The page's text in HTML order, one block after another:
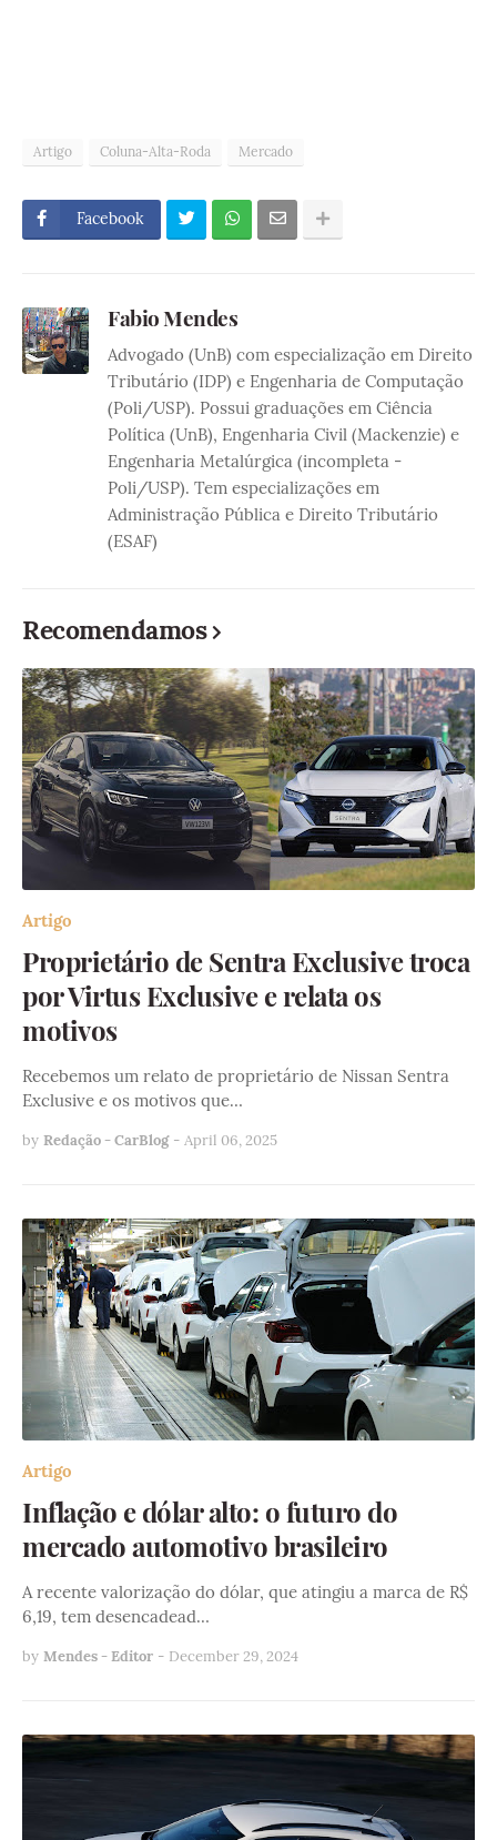
Artigo Coluna-Alta-Roda Mercado
Facebook
Fabio Mendes
Advogado (UnB) com especialização em Direito
Tributário (IDP) e Engenharia de Computação
(Poli/USP). Possui graduações em Ciência
Política (UnB), Engenharia Civil (Mackenzie) e
Engenharia Metalúrgica (incompleta -
Poli/USP). Tem especializações em
Administração Pública e Direito Tributário
(ESAF)
Recomendamos
Artigo
Proprietário de Sentra Exclusive troca
por Virtus Exclusive e relata os
motivos
Recebemos um relato de proprietário de Nissan Sentra
Exclusive e os motivos que…
by Redação - CarBlog - April 06, 2025
Artigo
Inflação e dólar alto: o futuro do
mercado automotivo brasileiro
A recente valorização do dólar, que atingiu a marca de R$
6,19, tem desencadead…
by Mendes - Editor - December 29, 2024